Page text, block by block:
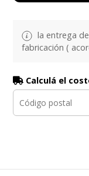
la entrega
fabricación (
Calculá el